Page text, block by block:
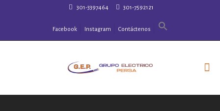
301-3397464 301-7592121
Facebook Instagram Contáctenos